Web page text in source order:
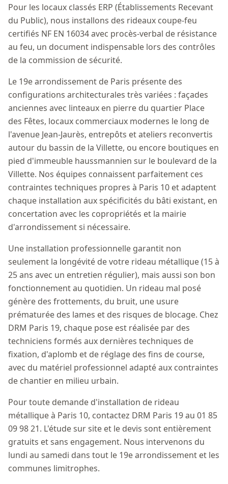
Pour les locaux classés ERP (Établissements Recevant
du Public), nous installons des rideaux coupe-feu
certifiés NF EN 16034 avec procès-verbal de résistance
au feu, un document indispensable lors des contrôles
de la commission de sécurité.
Le 19e arrondissement de Paris présente des
configurations architecturales très variées : façades
anciennes avec linteaux en pierre du quartier Place
des Fêtes, locaux commerciaux modernes le long de
l'avenue Jean-Jaurès, entrepôts et ateliers reconvertis
autour du bassin de la Villette, ou encore boutiques en
pied d'immeuble haussmannien sur le boulevard de la
Villette. Nos équipes connaissent parfaitement ces
contraintes techniques propres à Paris 10 et adaptent
chaque installation aux spécificités du bâti existant, en
concertation avec les copropriétés et la mairie
d'arrondissement si nécessaire.
Une installation professionnelle garantit non
seulement la longévité de votre rideau métallique (15 à
25 ans avec un entretien régulier), mais aussi son bon
fonctionnement au quotidien. Un rideau mal posé
génère des frottements, du bruit, une usure
prématurée des lames et des risques de blocage. Chez
DRM Paris 19, chaque pose est réalisée par des
techniciens formés aux dernières techniques de
fixation, d'aplomb et de réglage des fins de course,
avec du matériel professionnel adapté aux contraintes
de chantier en milieu urbain.
Pour toute demande d'installation de rideau
métallique à Paris 10, contactez DRM Paris 19 au 01 85
09 98 21. L'étude sur site et le devis sont entièrement
gratuits et sans engagement. Nous intervenons du
lundi au samedi dans tout le 19e arrondissement et les
communes limitrophes.